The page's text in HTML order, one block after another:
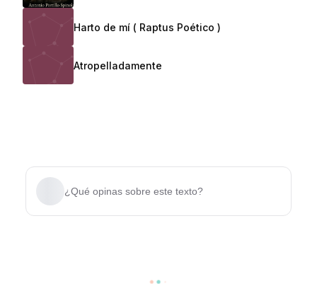
Harto de mí ( Raptus Poético )
Atropelladamente
¿Qué opinas sobre este texto?